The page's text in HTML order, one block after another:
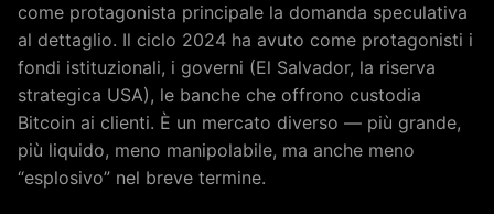
come protagonista principale la domanda speculativa
al dettaglio. Il ciclo 2024 ha avuto come protagonisti i
fondi istituzionali, i governi (El Salvador, la riserva
strategica USA), le banche che offrono custodia
Bitcoin ai clienti. È un mercato diverso — più grande,
più liquido, meno manipolabile, ma anche meno
“esplosivo” nel breve termine.